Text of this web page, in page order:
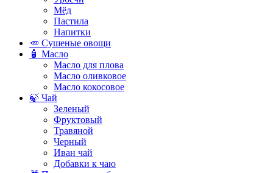
Мёд
Пастила
Напитки
🥕 Сушеные овощи
🧴 Масло
Масло для плова
Масло оливковое
Масло кокосовое
🍃 Чай
Зеленый
Фруктовый
Травяной
Черный
Иван чай
Добавки к чаю